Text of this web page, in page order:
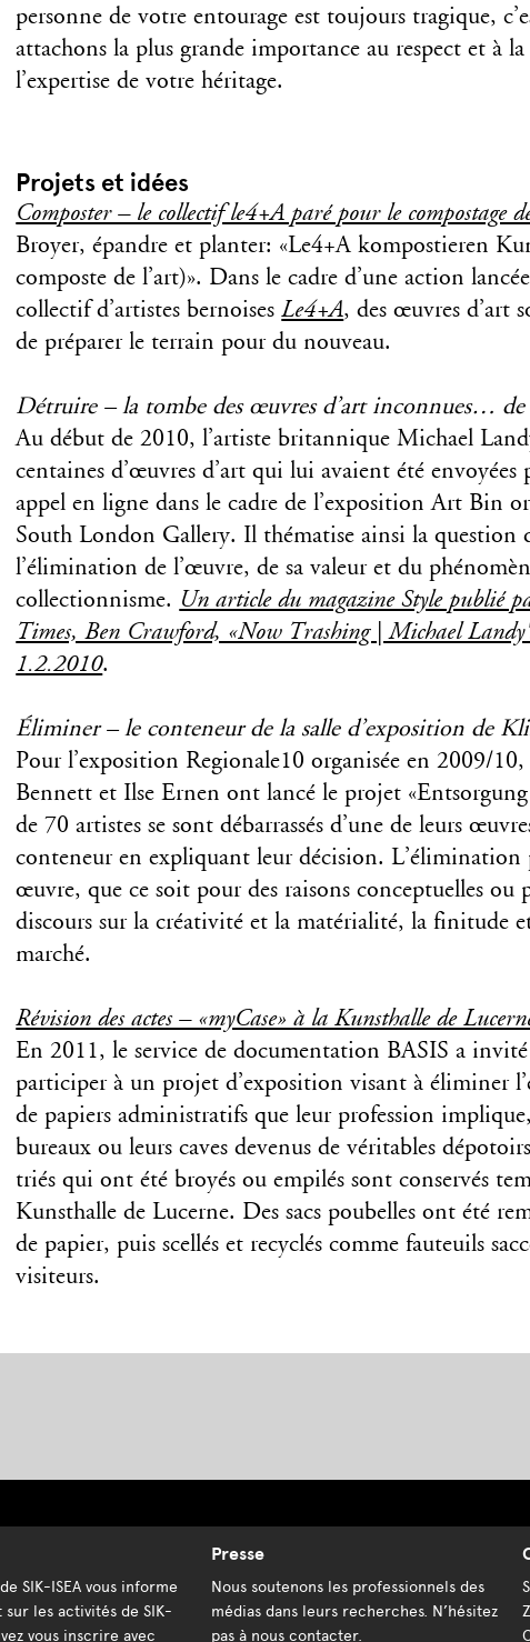
personne de votre entourage est toujours tragique,
attachons la plus grande importance au respect et à
l’expertise de votre héritage.
Projets et idées
Composter – le collectif le4+A paré pour le compostage
Broyer, épandre et planter: «Le4+A kompostieren
composte de l’art)». Dans le cadre d’une action
collectif d’artistes bernoisesLe4+A, des œuvres d’art
de préparer le terrain pour du nouveau.
Détruire – la tombe des œuvres d’art inconnues…
Au début de 2010, l’artiste britannique Michael
centaines d’œuvres d’art qui lui avaient été envoyées
appel en ligne dans le cadre de l’exposition Art Bin
South London Gallery. Il thématise ainsi la question
l’élimination de l’œuvre, de sa valeur et du
collectionnisme. Un article du magazine Style publié
Times, Ben Crawford, «Now Trashing | Michael
1.2.2010.
Éliminer – le conteneur de la salle d’exposition de
Pour l’exposition Regionale10 organisée en 2009/
Bennett et Ilse Ernen ont lancé le projet
de 70 artistes se sont débarrassés d’une de leurs
conteneur en expliquant leur décision. L’élimination
œuvre, que ce soit pour des raisons conceptuelles ou
discours sur la créativité et la matérialité, la finitude
marché.
Révision des actes – «myCase» à la Kunsthalle de
En 2011, le service de documentation BASIS a invité
participer à un projet d’exposition visant à éliminer
de papiers administratifs que leur profession
bureaux ou leurs caves devenus de véritables
triés qui ont été broyés ou empilés sont conservés
Kunsthalle de Lucerne. Des sacs poubelles ont été
de papier, puis scellés et recyclés comme fauteuils
visiteurs.
SIK-ISEA vous informe
les activités de SIK-
vous inscrire avec
Presse
Nous soutenons les professionnels des
médias dans leurs recherches. N’hésitez
pas à nous contacter.